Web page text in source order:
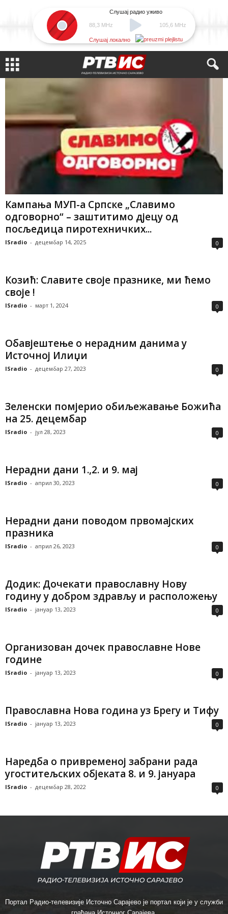
88,3 MHz
Слушај радио уживо
105,6 MHz
Слушај локално
Кампања МУП-а Српске „Славимо
одговорно“ – заштитимо дјецу од
посљедица пиротехничких...
ISradio - децембар 14, 2025 0
Козић: Славите своје празнике, ми ћемо
своје !
ISradio - март 1, 2024 0
Обавјештење о нерадним данима у
Источној Илиџи
ISradio - децембар 27, 2023 0
Зеленски помјерио обиљежавање Божића
на 25. децембар
ISradio - јул 28, 2023 0
Нерадни дани 1.,2. и 9. мај
ISradio - април 30, 2023 0
Нерадни дани поводом првомајских
празника
ISradio - април 26, 2023 0
Додик: Дочекати православну Нову
годину у добром здрављу и расположењу
ISradio - јануар 13, 2023 0
Организован дочек православне Нове
године
ISradio - јануар 13, 2023 0
Православна Нова година уз Брегу и Тифу
ISradio - јануар 13, 2023 0
Наредба о привременој забрани рада
угоститељских објеката 8. и 9. јануара
ISradio - децембар 28, 2022 0
Портал Радио-телевизије Источно Сарајево је портал који је у служби